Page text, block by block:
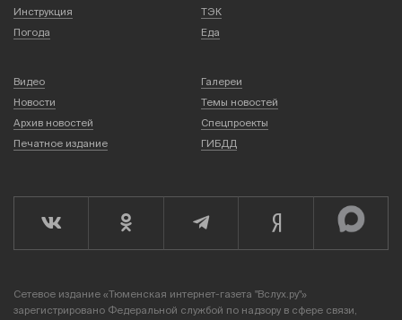
Инструкция
ТЭК
Погода
Еда
Видео
Галереи
Новости
Темы новостей
Архив новостей
Спецпроекты
Печатное издание
ГИБДД
Сетевое издание «Тюменская интернет-газета "Вслух.ру"»
зарегистрировано Федеральной службой по надзору в сфере связи,